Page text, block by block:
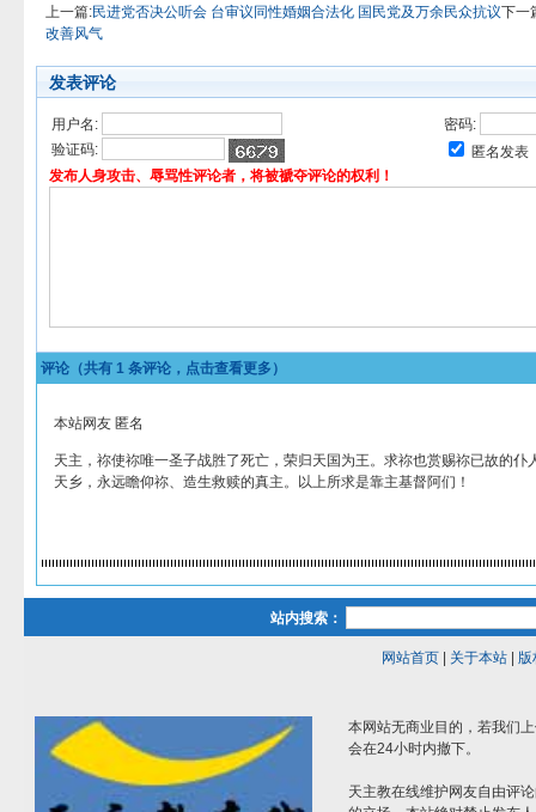
上一篇:民进党否决公听会 台审议同性婚姻合法化 国民党及万余民众抗议下一
改善风气
发表评论
用户名:
密码:
验证码:
匿名发表
发布人身攻击、辱骂性评论者，将被褫夺评论的权利！
评论（共有 1 条评论，点击查看更多）
本站网友 匿名
天主，祢使祢唯一圣子战胜了死亡，荣归天国为王。求祢也赏赐祢已故的仆
天乡，永远瞻仰祢、造生救赎的真主。以上所求是靠主基督阿们！
站内搜索：
网站首页| 关于本站| 版
本网站无商业目的，若我们
会在24小时内撤下。
天主教在线维护网友自由评